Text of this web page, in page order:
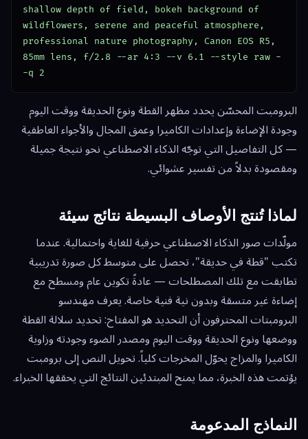
shallow depth of field, bokeh background of
wildflowers, serene and peaceful atmosphere,
professional nature photography, Canon EOS R5,
85mm lens, f/2.8 --ar 4:3 --v 6.1 --style raw -
-q 2
البرومبت المحسّن يحدد مظهر القطة ونوع الحديقة ووقت اليوم
وجودة الإضاءة وإعدادات الكاميرا وعمق المجال والأجواء العاطفية
— كل التفاصيل التي توجّه الذكاء الاصطناعي نحو نتيجة جميلة
ومقصودة بدلاً من تفسير عشوائي.
لماذا تُنتج الأوصاف البسيطة نتائج سيئة
مولّدات صور الذكاء الاصطناعي حرفية للغاية واحتمالية. عندما
تكتب "قطة في حديقة"، تحصل على متوسط كل صورة تدريبية
تطابقت مع تلك المصطلحات — عادةً تكوين عام ومسطح مع
إضاءة غير متسقة وبدون نية فنية خاصة. يعرف مهندسو
البرومبتات المحترفون أن التحديد هو المفتاح: تحديد سلالة القطة
ووضعها ونوع الحديقة ووقت اليوم ومصدر الضوء وجودته وزاوية
الكاميرا والمزاج يحوّل المخرجات كلياً. تحويل النص إلى برومبت
يؤتمت هذه الخبرة، مما يمنح المبتدئين النتائج التي يحققها الخبراء.
النماذج المدعومة